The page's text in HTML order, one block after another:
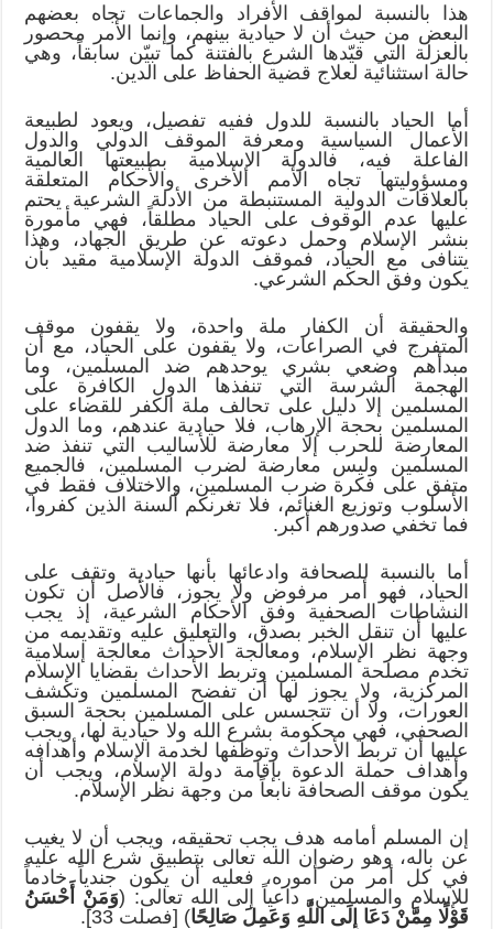
هذا بالنسبة لمواقف الأفراد والجماعات تجاه بعضهم
البعض من حيث أن لا حيادية بينهم، وإنما الأمر محصور
بالعزلة التي قيّدها الشرع بالفتنة كما تبيّن سابقاً، وهي
حالة استثنائية لعلاج قضية الحفاظ على الدين.
أما الحياد بالنسبة للدول ففيه تفصيل، ويعود لطبيعة
الأعمال السياسية ومعرفة الموقف الدولي والدول
الفاعلة فيه، فالدولة الإسلامية بطبيعتها العالمية
ومسؤوليتها تجاه الأمم الأخرى والأحكام المتعلقة
بالعلاقات الدولية المستنبطة من الأدلة الشرعية يحتم
عليها عدم الوقوف على الحياد مطلقاً، فهي مأمورة
بنشر الإسلام وحمل دعوته عن طريق الجهاد، وهذا
يتنافى مع الحياد، فموقف الدولة الإسلامية مقيد بأن
يكون وفق الحكم الشرعي.
والحقيقة أن الكفار ملة واحدة، ولا يقفون موقف
المتفرج في الصراعات، ولا يقفون على الحياد، مع أن
مبدأهم وضعي بشري يوحدهم ضد المسلمين، وما
الهجمة الشرسة التي تنفذها الدول الكافرة على
المسلمين إلا دليل على تحالف ملة الكفر للقضاء على
المسلمين بحجة الإرهاب، فلا حيادية عندهم، وما الدول
المعارضة للحرب إلا معارضة للأساليب التي تنفذ ضد
المسلمين وليس معارضة لضرب المسلمين، فالجميع
متفق على فكرة ضرب المسلمين، والاختلاف فقط في
الأسلوب وتوزيع الغنائم، فلا تغرنكم ألسنة الذين كفروا،
فما تخفي صدورهم أكبر.
أما بالنسبة للصحافة وادعائها بأنها حيادية وتقف على
الحياد، فهو أمر مرفوض ولا يجوز، فالأصل أن تكون
النشاطات الصحفية وفق الأحكام الشرعية، إذ يجب
عليها أن تنقل الخبر بصدق، والتعليق عليه وتقديمه من
وجهة نظر الإسلام، ومعالجة الأحداث معالجة إسلامية
تخدم مصلحة المسلمين وتربط الأحداث بقضايا الإسلام
المركزية، ولا يجوز لها أن تفضح المسلمين وتكشف
العورات، ولا أن تتجسس على المسلمين بحجة السبق
الصحفي، فهي محكومة بشرع الله ولا حيادية لها، ويجب
عليها أن تربط الأحداث وتوظفها لخدمة الإسلام وأهدافه
وأهداف حملة الدعوة بإقامة دولة الإسلام، ويجب أن
يكون موقف الصحافة نابعاً من وجهة نظر الإسلام.
إن المسلم أمامه هدف يجب تحقيقه، ويجب أن لا يغيب
عن باله، وهو رضوان الله تعالى بتطبيق شرع الله عليه
في كل أمر من أموره، فعليه أن يكون جندياً خادماً
للإسلام والمسلمين، داعياً إلى الله تعالى: (وَمَنْ أَحْسَنُ
قَوْلًا مِمَّنْ دَعَا إِلَى اللَّهِ وَعَمِلَ صَالِحًا) [فصلت 33].